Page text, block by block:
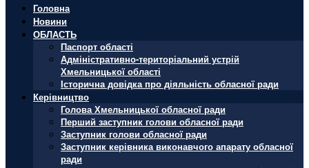
Головна
Новини
ОБЛАСТЬ
Паспорт області
Адміністративно-територіальний устрій
Хмельницької області
Історична довідка про діяльність обласної ради
Керівництво
Голова Хмельницької обласної ради
Перший заступник голови обласної ради
Заступник голови обласної ради
Заступник керівника виконавчого апарату обласної
ради